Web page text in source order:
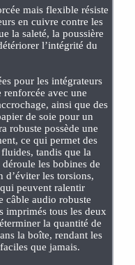
mais flexible résiste
en cuivre contre les
la saleté, la poussière
l’intégrité du
pour les intégrateurs
avec une
ainsi que des
de soie pour un
robuste possède une
ce qui permet des
tandis que la
les bobines de
d’éviter les torsions,
peuvent ralentir
câble audio robuste
imprimés tous les deux
la quantité de
la boîte, rendant les
que jamais.